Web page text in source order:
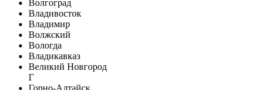
Волгоград
Владивосток
Владимир
Волжский
Вологда
Владикавказ
Великий Новгород
Г